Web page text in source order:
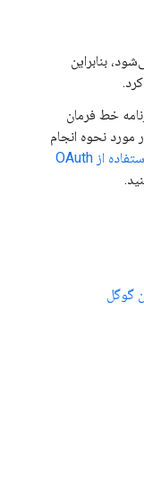
بنابراین
خط فرمان
نحوه انجام
بخش «استفاده از OAuth
گوگل